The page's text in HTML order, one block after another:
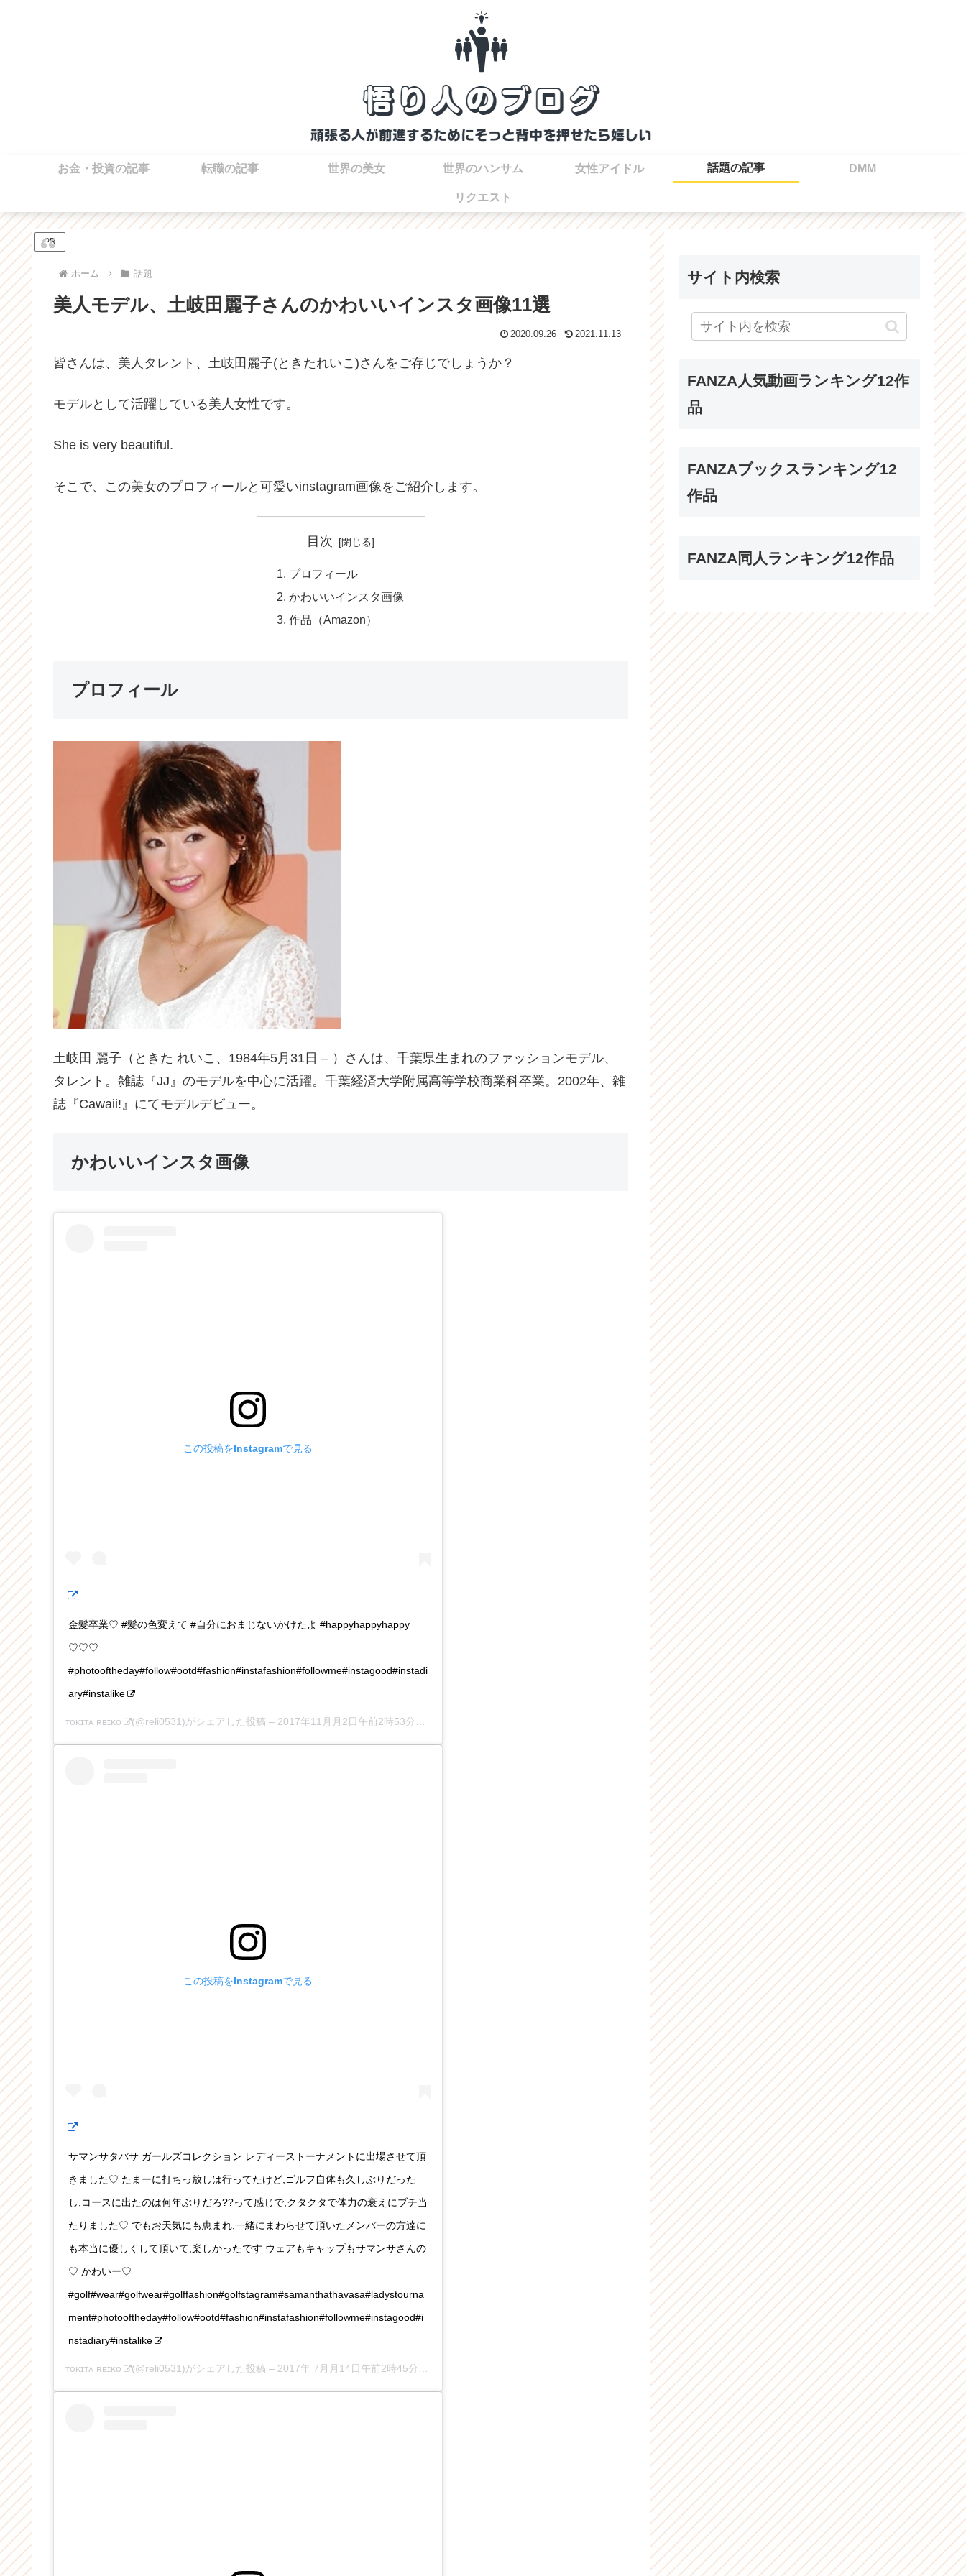
お金・投資の記事 転職の記事 世界の美女 世界のハンサム 女性アイドル 話題の記事 DMM
リクエスト
PR
ホーム 話題
美人モデル、土岐田麗子さんのかわいいインスタ画像11選
2020.09.26 2021.11.13
皆さんは、美人タレント、土岐田麗子(ときたれいこ)さんをご存じでしょうか？
モデルとして活躍している美人女性です。
She is very beautiful.
そこで、この美女のプロフィールと可愛いinstagram画像をご紹介します。
目次
プロフィール
かわいいインスタ画像
作品（Amazon）
プロフィール
土岐田 麗子（ときた れいこ、1984年5月31日 – ）さんは、千葉県生まれのファッションモデル、
タレント。雑誌『JJ』のモデルを中心に活躍。千葉経済大学附属高等学校商業科卒業。2002年、雑
誌『Cawaii!』にてモデルデビュー。
かわいいインスタ画像
この投稿をInstagramで見る
金髪卒業♡ #髪の色変えて #自分におまじないかけたよ #happyhappyhappy
♡♡♡
#photooftheday#follow#ootd#fashion#instafashion#followme#instagood#instadi
ary#instalike
ᴛᴏᴋɪᴛᴀ ʀᴇɪᴋᴏ (@reli0531)がシェアした投稿 – 2017年11月月2日午前2時53分PDT
この投稿をInstagramで見る
サマンサタバサ ガールズコレクション レディーストーナメントに出場させて頂
きました♡ たまーに打ちっ放しは行ってたけど,ゴルフ自体も久しぶりだった
し,コースに出たのは何年ぶりだろ??って感じで,クタクタで体力の衰えにブチ当
たりました♡ でもお天気にも恵まれ,一緒にまわらせて頂いたメンバーの方達に
も本当に優しくして頂いて,楽しかったです ウェアもキャップもサマンサさんの
♡ かわいー♡
#golf#wear#golfwear#golffashion#golfstagram#samanthathavasa#ladystourna
ment#photooftheday#follow#ootd#fashion#instafashion#followme#instagood#i
nstadiary#instalike
ᴛᴏᴋɪᴛᴀ ʀᴇɪᴋᴏ (@reli0531)がシェアした投稿 – 2017年 7月月14日午前2時45分PDT
サイト内検索
FANZA人気動画ランキング12作
品
FANZAブックスランキング12
作品
FANZA同人ランキング12作品